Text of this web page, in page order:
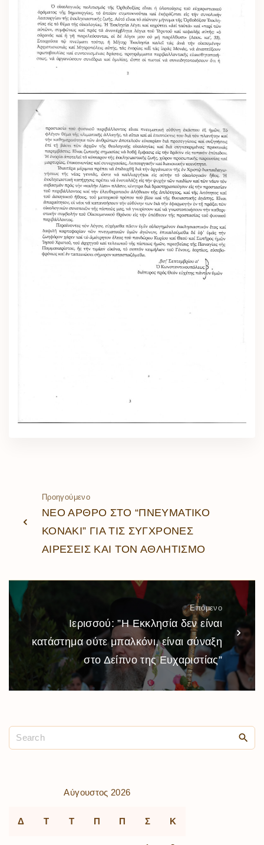
Προηγούμενο
ΝΕΟ ΑΡΘΡΟ ΣΤΟ “ΠΝΕΥΜΑΤΙΚΟ
ΚΟΝΑΚΙ” ΓΙΑ ΤΙΣ ΣΥΓΧΡΟΝΕΣ
ΑΙΡΕΣΕΙΣ ΚΑΙ ΤΟΝ ΑΘΛΗΤΙΣΜΟ
Επόμενο
Ιερισσού: ”Η Εκκλησία δεν είναι
κατάστημα ούτε μπαλκόνι, είναι σύναξη
στο Δείπνο της Ευχαριστίας”
Αύγουστος 2026
Δ Τ Τ Π Π Σ Κ